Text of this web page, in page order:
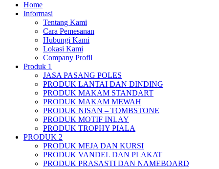
Home
Informasi
Tentang Kami
Cara Pemesanan
Hubungi Kami
Lokasi Kami
Company Profil
Produk 1
JASA PASANG POLES
PRODUK LANTAI DAN DINDING
PRODUK MAKAM STANDART
PRODUK MAKAM MEWAH
PRODUK NISAN – TOMBSTONE
PRODUK MOTIF INLAY
PRODUK TROPHY PIALA
PRODUK 2
PRODUK MEJA DAN KURSI
PRODUK VANDEL DAN PLAKAT
PRODUK PRASASTI DAN NAMEBOARD